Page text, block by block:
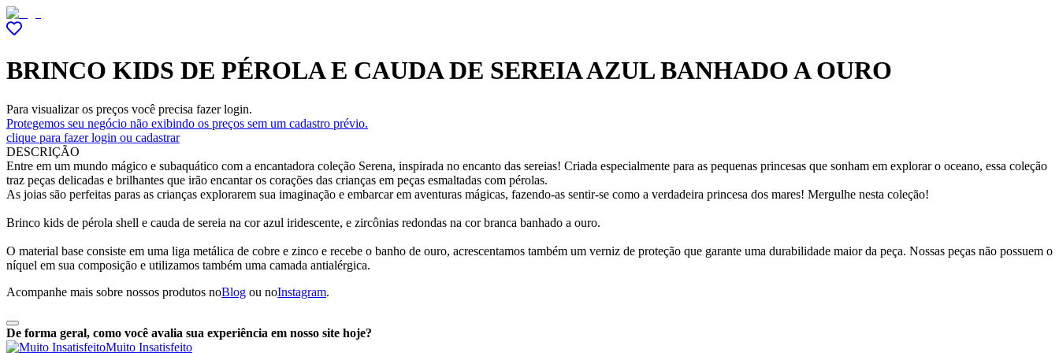
BRINCO KIDS DE PÉROLA E CAUDA DE SEREIA AZUL BANHADO A OURO
Para visualizar os preços você precisa fazer login.
Protegemos seu negócio não exibindo os preços sem um cadastro prévio.
clique para fazer login ou cadastrar
DESCRIÇÃO
Entre em um mundo mágico e subaquático com a encantadora coleção Serena, inspirada no encanto das sereias! Criada especialmente para as pequenas princesas que sonham em explorar o oceano, essa coleção
traz peças delicadas e brilhantes que irão encantar os corações das crianças em peças esmaltadas com pérolas.
As joias são perfeitas paras as crianças explorarem sua imaginação e embarcar em aventuras mágicas, fazendo-as sentir-se como a verdadeira princesa dos mares! Mergulhe nesta coleção!
Brinco kids de pérola shell e cauda de sereia na cor azul iridescente, e zircônias redondas na cor branca banhado a ouro.
O material base consiste em uma liga metálica de cobre e zinco e recebe o banho de ouro, acrescentamos também um verniz de proteção que garante uma durabilidade maior da peça. Nossas peças não possuem o
níquel em sua composição e utilizamos também uma camada antialérgica.
Acompanhe mais sobre nossos produtos noBlog ou noInstagram.
De forma geral, como você avalia sua experiência em nosso site hoje?
Muito Insatisfeito